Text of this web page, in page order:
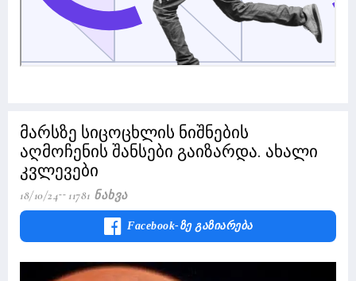
მარსზე სიცოცხლის ნიშნების
აღმოჩენის შანსები გაიზარდა. ახალი
კვლევები
18/10/24 11781 Ნახვა
Facebook-Ზე Გაზიარება